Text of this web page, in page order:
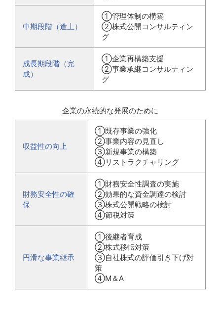
中期段階（途上）
①管理体制の構築
②株式公開コンサルティン
グ
成長期段階（完
成）
①企業再構築支援
②事業承継コンサルティン
グ
企業の永続的な発展のために
収益性の向上
①既存事業の強化
②事業内容の見直し
③新規事業の構築
④リストラクチャリング
財務安全性の確
保
①財務安全性調査の実施
②効果的な資金調達の検討
③株式公開戦略の検討
④節税対策
円滑な事業継承
①後継者育成
②株式移転対策
③自社株式の評価引き下げ対
策
④M＆A